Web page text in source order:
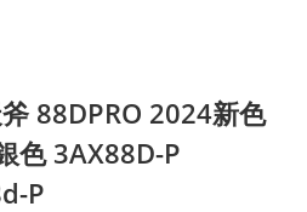
88DPRO 2024新色
色 3AX88D-P
P